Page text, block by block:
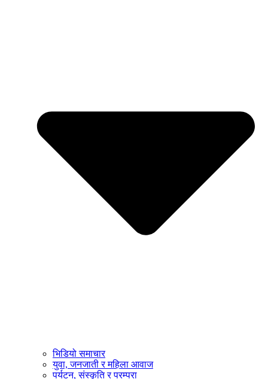
भिडियो समाचार
युवा, जनजाती र महिला आवाज
पर्यटन, संस्कृति र परम्परा